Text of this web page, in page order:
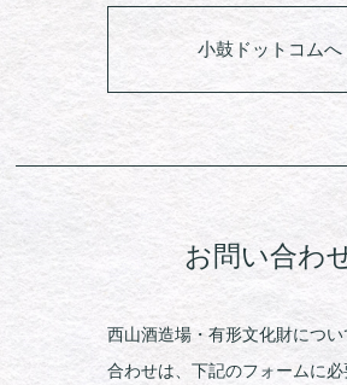
小鼓ドットコムへ
お問い合わ
西山酒造場・有形文化財につ
合わせは、下記のフォームに